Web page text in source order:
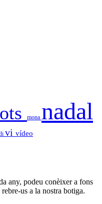
mona nadal
vi vídeo
any, podeu conèixer a fons
us a la nostra botiga.